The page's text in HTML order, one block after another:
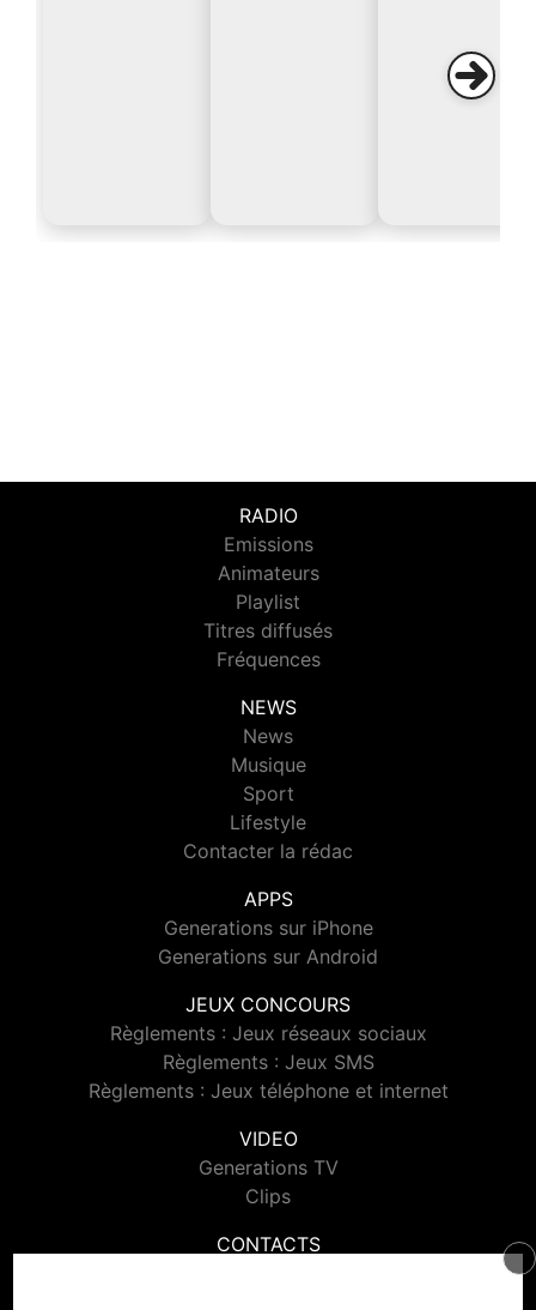
RADIO
Emissions
Animateurs
Playlist
Titres diffusés
Fréquences
NEWS
News
Musique
Sport
Lifestyle
Contacter la rédac
APPS
Generations sur iPhone
Generations sur Android
JEUX CONCOURS
Règlements : Jeux réseaux sociaux
Règlements : Jeux SMS
Règlements : Jeux téléphone et internet
VIDEO
Generations TV
Clips
CONTACTS